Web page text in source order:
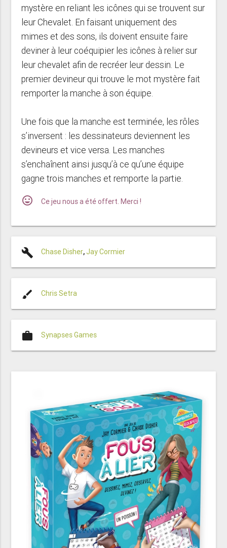
mystère en reliant les icônes qui se trouvent sur
leur Chevalet. En faisant uniquement des
mimes et des sons, ils doivent ensuite faire
deviner à leur coéquipier les icônes à relier sur
leur chevalet afin de recréer leur dessin. Le
premier devineur qui trouve le mot mystère fait
remporter la manche à son équipe.
Une fois que la manche est terminée, les rôles
s’inversent : les dessinateurs deviennent les
devineurs et vice versa. Les manches
s’enchaînent ainsi jusqu’à ce qu’une équipe
gagne trois manches et remporte la partie.
mood Ce jeu nous a été offert. Merci !
build Chase Disher, Jay Cormier
brush Chris Setra
work Synapses Games